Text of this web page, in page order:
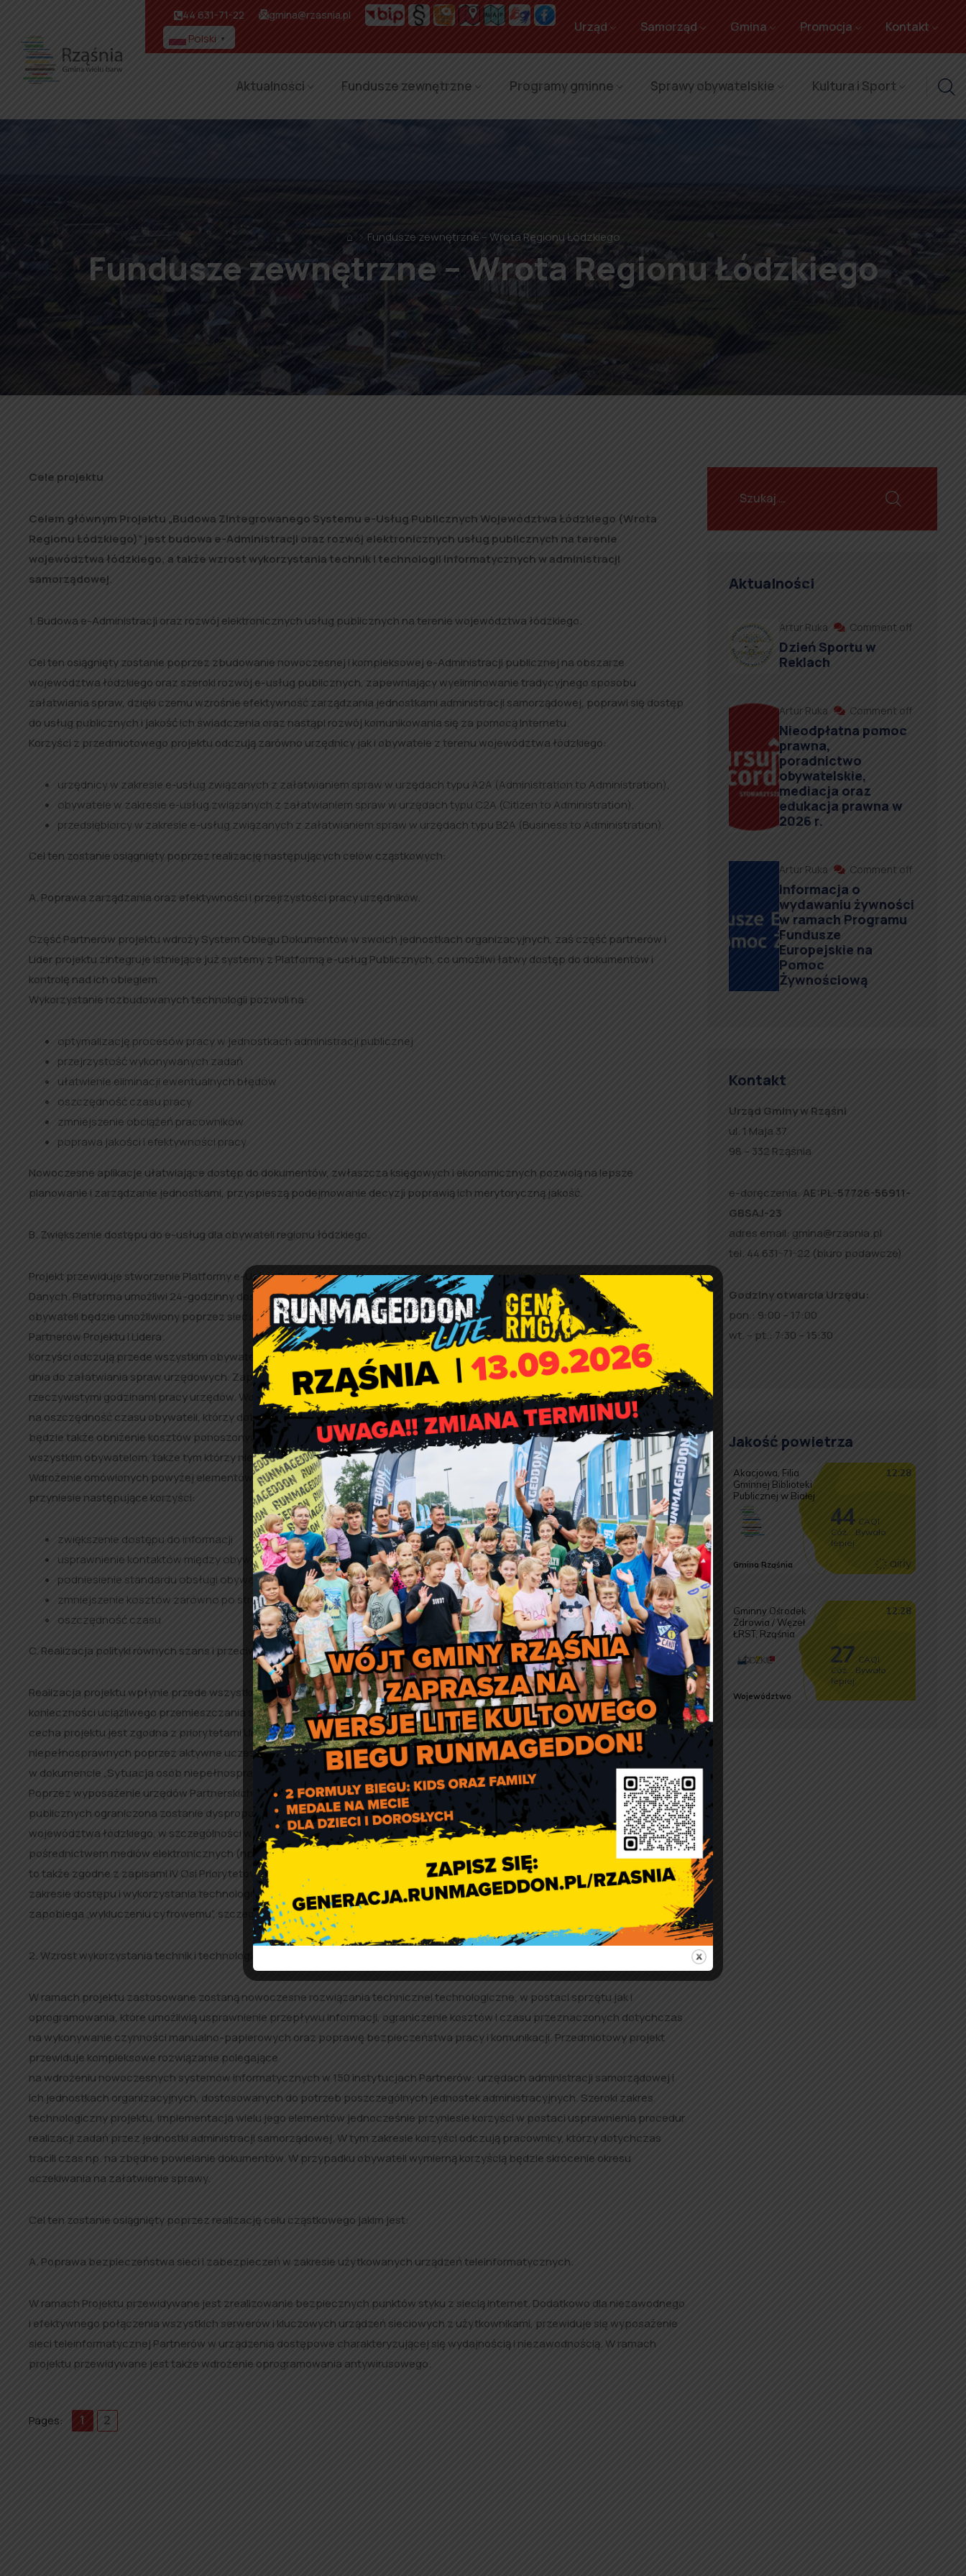
44 631-71-22 gmina@rzasnia.pl
Polski ▼
Urząd Samorząd Gmina Promocja Kontakt
Aktualności Fundusze zewnętrzne Programy gminne Sprawy obywatelskie Kultura i Sport
⌂ Fundusze zewnętrzne – Wrota Regionu Łódzkiego
Fundusze zewnętrzne – Wrota Regionu Łódzkiego
Cele projektu
Celem głównym Projektu „Budowa Zintegrowanego Systemu e-Usług Publicznych Województwa Łódzkiego (Wrota
Regionu Łódzkiego)” jest budowa e-Administracji oraz rozwój elektronicznych usług publicznych na terenie
województwa łódzkiego, a także wzrost wykorzystania technik i technologii informatycznych w administracji
samorządowej.
1. Budowa e-Administracji oraz rozwój elektronicznych usług publicznych na terenie województwa łódzkiego.
Cel ten osiągnięty zostanie poprzez zbudowanie nowoczesnej i kompleksowej e-Administracji publicznej na obszarze
województwa łódzkiego oraz szeroki rozwój e-usług publicznych, zapewniający wyeliminowanie tradycyjnego sposobu
załatwiania spraw, dzięki czemu wzrośnie efektywność zarządzania jednostkami administracji samorządowej, poprawi się dostęp
do usług publicznych i jakość ich świadczenia oraz nastąpi rozwój komunikowania się za pomocą Internetu.
Korzyści z przedmiotowego projektu odczują zarówno urzędnicy jak i obywatele z terenu województwa łódzkiego:
urzędnicy w zakresie e-usług związanych z załatwianiem spraw w urzędach typu A2A (Administration to Administration),
obywatele w zakresie e-usług związanych z załatwianiem spraw w urzędach typu C2A (Citizen to Administration),
przedsiębiorcy w zakresie e-usług związanych z załatwianiem spraw w urzędach typu B2A (Business to Administration).
Cel ten zostanie osiągnięty poprzez realizację następujących celów cząstkowych:
A. Poprawa zarządzania oraz efektywności i przejrzystości pracy urzędników.
Część Partnerów projektu wdroży System Obiegu Dokumentów w swoich jednostkach organizacyjnych, zaś część partnerów i
Lider projektu zintegruje istniejące już systemy z Platformą e-usług Publicznych, co umożliwi łatwy dostęp do dokumentów i
kontrolę nad ich obiegiem.
Wykorzystanie rozbudowanych technologii pozwoli na:
optymalizację procesów pracy w jednostkach administracji publicznej
przejrzystość wykonywanych zadań
ułatwienie eliminacji ewentualnych błędów
oszczędność czasu pracy
zmniejszenie obciążeń pracowników
poprawa jakości i efektywności pracy
Nowoczesne aplikacje ułatwiające dostęp do dokumentów, zwłaszcza księgowych i ekonomicznych pozwolą na lepsze
planowanie i zarządzanie jednostkami, przyspieszą podejmowanie decyzji poprawią ich merytoryczną jakość.
B. Zwiększenie dostępu do e-usług dla obywateli regionu łódzkiego.
Projekt przewiduje stworzenie Platformy e-Usług Publicznych, w ramach zbudowanej serwerowi dla Centrum Przetwarzania
Danych. Platforma umożliwi 24-godzinny dostęp do e-usług publicznych przez 7 dni w tygodniu. Dostęp do platformy dla
obywateli będzie umożliwiony poprzez sieć internetową z domu lub za pośrednictwem sieci Infomatów umieszczonych u
Partnerów Projektu i Lidera.
Korzyści odczują przede wszystkim obywatele: mieszkańcy i przedsiębiorcy, dzięki możliwości elastycznego wyboru miejsca i pory
dnia do załatwiania spraw urzędowych. Zapewniony zostanie bowiem dostęp do informacji i usług publicznych poza
rzeczywistymi godzinami pracy urzędów. Wdrożenie usług on-line wraz z możliwością pobierania i odsyłania dokumentów wpłynie
na oszczędność czasu obywateli, którzy dotychczas musieli osobiście stawić się w urzędzie w celu załatwienia sprawy. Korzyścią
będzie także obniżenie kosztów ponoszonych na dojazd. Instalacja sieci infomatów, zapewni dostęp do informacji publicznej
wszystkim obywatelom, także tym którzy nie posiadają dostępu do Internetu.
Wdrożenie omówionych powyżej elementów projektu, poza zwiększeniem dostępu do elektronicznych usług publicznych,
przyniesie następujące korzyści:
zwiększenie dostępu do informacji
usprawnienie kontaktów między obywatelami a jednostkami samorządowymi
podniesienie standardu obsługi obywateli
zmniejszenie kosztów zarówno po stronie obywateli jaki urzędu
oszczędność czasu
C. Realizacja polityki równych szans i przeciwdziałanie „wykluczeniu cyfrowemu”.
Realizacja projektu wpłynie przede wszystkim na zapewnienie zdalnego dostępu do urzędów dla osób niepełnosprawnych, bez
konieczności uciążliwego przemieszczania się, a tym samym umożliwienie pełniejszego funkcjonowania w społeczeństwie. Ta
cecha projektu jest zgodna z priorytetami Unii Europejskiej w zakresie działań mających wyrównać szanse osób
niepełnosprawnych poprzez aktywne uczestnictwo w życiu społecznym określonych
w dokumencie „Sytuacja osób niepełnosprawnych w Unii Europejskiej: europejski plan działania na lata 2008-2009”.
Poprzez wyposażenie urzędów Partnerskich w sprzęt i oprogramowanie oraz zintegrowanie ich z Platformą elektronicznych usług
publicznych ograniczona zostanie dysproporcja w zakresie dostępu i wykorzystania technologii informacyjnych (ICT) na terenie
województwa łódzkiego, w szczególności w sferze e-Governement, usług administracji publicznej świadczonych za
pośrednictwem mediów elektronicznych (np. Internet). Będzie
to także zgodne z zapisami IV Osi Priorytetowej RPO Województwa Łódzkiego na lata 2007–2013 o wyrównaniu dysproporcji w
zakresie dostępu i wykorzystania technologii informacyjnych i komunikacyjnych na terenie województwa. Wdrożenie Projektu
zapobiega „wykluczeniu cyfrowemu”, szczególnie obszarów wiejskich i małych miast.
2. Wzrost wykorzystania technik i technologii informatycznych w administracji samorządowej.
W ramach projektu zastosowane zostaną nowoczesne rozwiązania technicznei technologiczne, w postaci sprzętu jak i
oprogramowania, które umożliwią usprawnienie przepływu informacji, ograniczenie kosztów i czasu przeznaczonych dotychczas
na wykonywanie czynności manualno-papierowych oraz poprawę bezpieczeństwa pracy i komunikacji. Przedmiotowy projekt
przewiduje kompleksowe rozwiązanie polegające
na wdrożeniu nowoczesnych systemów informatycznych w 150 instytucjach Partnerów: urzędach administracji samorządowej i
ich jednostkach organizacyjnych, dostosowanych do potrzeb poszczególnych jednostek administracyjnych. Szeroki zakres
technologiczny projektu, implementacja wielu jego elementów jednocześnie przyniesie korzyści w postaci usprawnienia procedur
realizacji zadań przez jednostki administracji samorządowej. W tym zakresie korzyści odczują pracownicy, którzy dotychczas
tracili czas np. na zbędne powielanie dokumentów. W przypadku obywateli wymierną korzyścią będzie skrócenie okresu
oczekiwania na załatwienie sprawy.
Cel ten zostanie osiągnięty poprzez realizację celu cząstkowego jakim jest:
A. Poprawa bezpieczeństwa sieci i zabezpieczeń w zakresie użytkowanych urządzeń teleinformatycznych.
W ramach Projektu przewidywane jest zrealizowanie bezpiecznych punktów styku z siecią Internet. Dodatkowo dla niezawodnego
i efektywnego połączenia wszystkich serwerów i kluczowych urządzeń sieciowych z użytkownikami, przewiduje się wyposażenie
sieci teleinformatycznej Partnerów w urządzenia dostępowe charakteryzującej się wydajnością i niezawodnością. W ramach
projektu przewidywane jest także wdrożenie oprogramowania antywirusowego.
Pages: 1 2
Aktualności
Artur Ruka Comment off
Dzień Sportu w
Reklach
Artur Ruka Comment off
Nieodpłatna pomoc
prawna,
poradnictwo
obywatelskie,
mediacja oraz
edukacja prawna w
2026 r.
Artur Ruka Comment off
Informacja o
wydawaniu żywności
w ramach Programu
Fundusze
Europejskie na
Pomoc
Żywnościową
Kontakt
Urząd Gminy w Rząśni
ul. 1 Maja 37
98 – 332 Rząśnia
e-doręczenia: AE:PL-57726-56911-
GBSAJ-23
adres email: gmina@rzasnia.pl
tel. 44 631-71-22 (biuro podawcze)
Godziny otwarcia Urzędu:
pon.: 9:00 – 17:00
wt. – pt.: 7:30 – 15:30
Jakość powietrza